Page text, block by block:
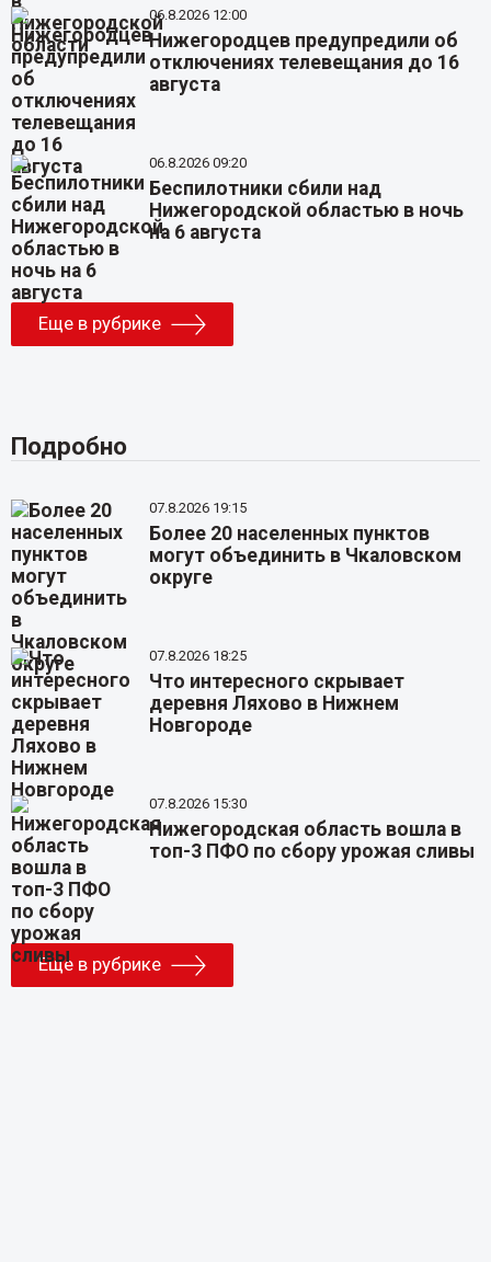
06.8.2026 12:00
Нижегородцев предупредили об
отключениях телевещания до 16
августа
06.8.2026 09:20
Беспилотники сбили над
Нижегородской областью в ночь
на 6 августа
Еще в рубрике
Подробно
07.8.2026 19:15
Более 20 населенных пунктов
могут объединить в Чкаловском
округе
07.8.2026 18:25
Что интересного скрывает
деревня Ляхово в Нижнем
Новгороде
07.8.2026 15:30
Нижегородская область вошла в
топ-3 ПФО по сбору урожая сливы
Еще в рубрике